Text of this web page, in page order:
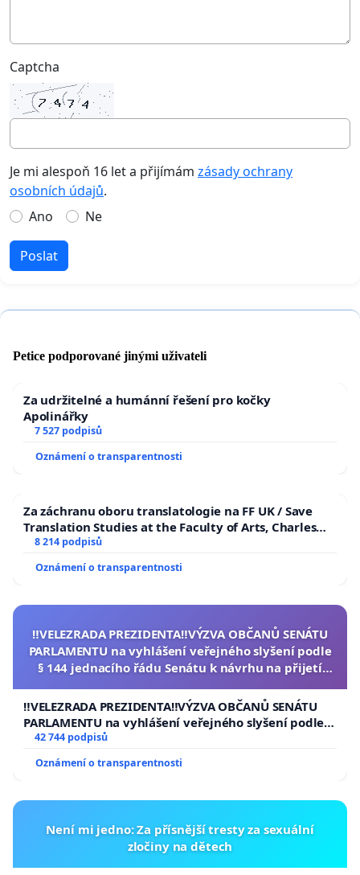
Captcha
Je mi alespoň 16 let a přijímám zásady ochrany
osobních údajů.
Ano
Ne
Poslat
Petice podporované jinými uživateli
Za udržitelné a humánní řešení pro kočky
Apolinářky
7 527 podpisů
Oznámení o transparentnosti
Za záchranu oboru translatologie na FF UK / Save
Translation Studies at the Faculty of Arts, Charles
University
8 214 podpisů
Oznámení o transparentnosti
‼️VELEZRADA PREZIDENTA‼️VÝZVA OBČANŮ SENÁTU
PARLAMENTU na vyhlášení veřejného slyšení podle
§ 144 jednacího řádu Senátu k návrhu na přijetí
republiky
‼️VELEZRADA PREZIDENTA‼️VÝZVA OBČANŮ SENÁTU
PARLAMENTU na vyhlášení veřejného slyšení podle §
144 jednacího řádu Senátu k návrhu na přijetí
republiky
42 744 podpisů
Oznámení o transparentnosti
Není mi jedno: Za přísnější tresty za sexuální
zločiny na dětech